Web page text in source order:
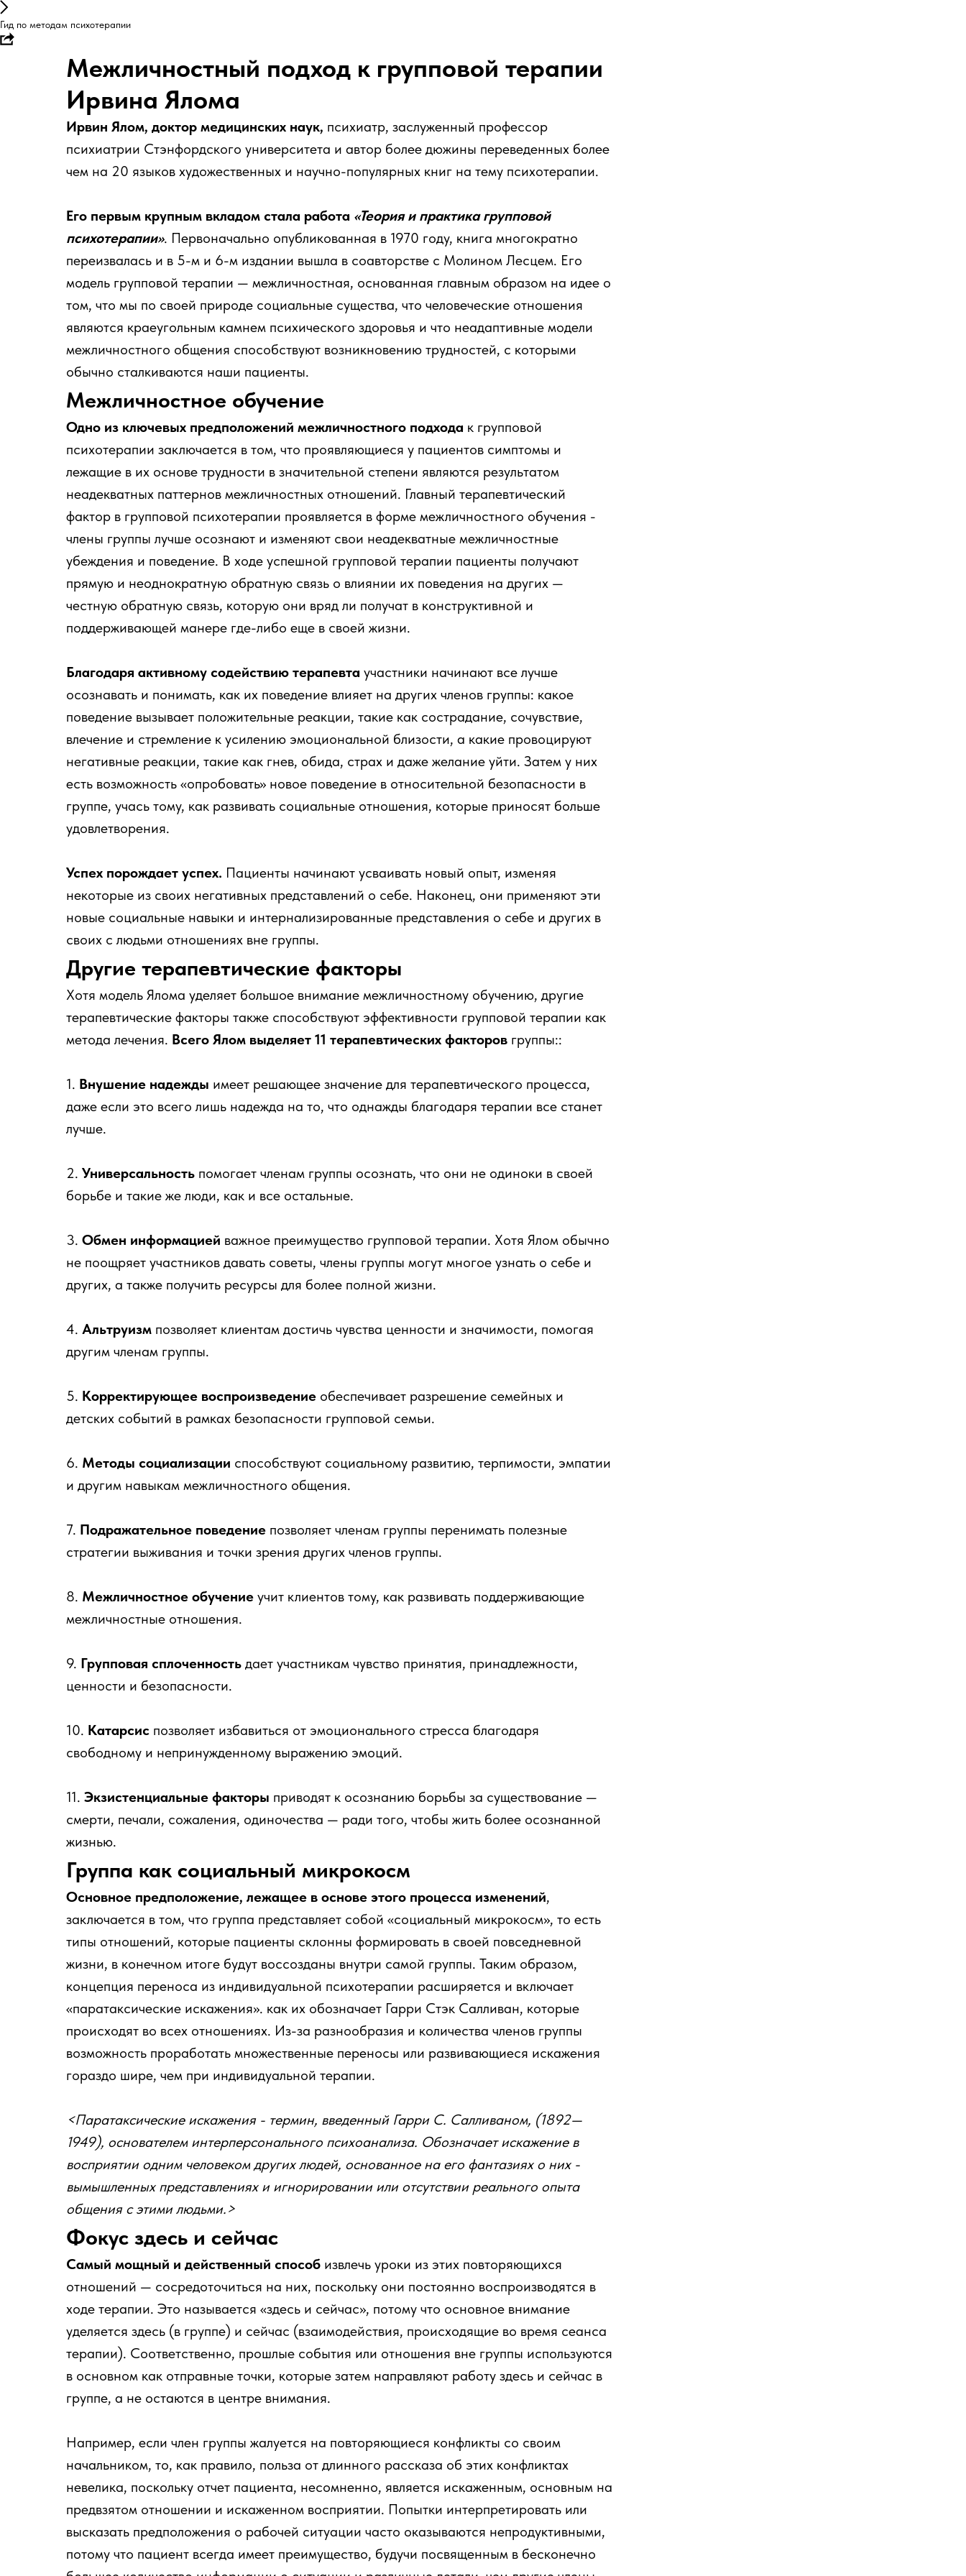
Гид по методам психотерапии
Межличностный подход к групповой терапии
Ирвина Ялома
Ирвин Ялом, доктор медицинских наук, психиатр, заслуженный профессор
психиатрии Стэнфордского университета и автор более дюжины переведенных более
чем на 20 языков художественных и научно-популярных книг на тему психотерапии.
Его первым крупным вкладом стала работа «Теория и практика групповой
психотерапии». Первоначально опубликованная в 1970 году, книга многократно
переизвалась и в 5-м и 6-м издании вышла в соавторстве с Молином Лесцем. Его
модель групповой терапии — межличностная, основанная главным образом на идее о
том, что мы по своей природе социальные существа, что человеческие отношения
являются краеугольным камнем психического здоровья и что неадаптивные модели
межличностного общения способствуют возникновению трудностей, с которыми
обычно сталкиваются наши пациенты.
Межличностное обучение
Одно из ключевых предположений межличностного подхода к групповой
психотерапии заключается в том, что проявляющиеся у пациентов симптомы и
лежащие в их основе трудности в значительной степени являются результатом
неадекватных паттернов межличностных отношений. Главный терапевтический
фактор в групповой психотерапии проявляется в форме межличностного обучения -
члены группы лучше осознают и изменяют свои неадекватные межличностные
убеждения и поведение. В ходе успешной групповой терапии пациенты получают
прямую и неоднократную обратную связь о влиянии их поведения на других —
честную обратную связь, которую они вряд ли получат в конструктивной и
поддерживающей манере где-либо еще в своей жизни.
Благодаря активному содействию терапевта участники начинают все лучше
осознавать и понимать, как их поведение влияет на других членов группы: какое
поведение вызывает положительные реакции, такие как сострадание, сочувствие,
влечение и стремление к усилению эмоциональной близости, а какие провоцируют
негативные реакции, такие как гнев, обида, страх и даже желание уйти. Затем у них
есть возможность «опробовать» новое поведение в относительной безопасности в
группе, учась тому, как развивать социальные отношения, которые приносят больше
удовлетворения.
Успех порождает успех. Пациенты начинают усваивать новый опыт, изменяя
некоторые из своих негативных представлений о себе. Наконец, они применяют эти
новые социальные навыки и интернализированные представления о себе и других в
своих с людьми отношениях вне группы.
Другие терапевтические факторы
Хотя модель Ялома уделяет большое внимание межличностному обучению, другие
терапевтические факторы также способствуют эффективности групповой терапии как
метода лечения. Всего Ялом выделяет 11 терапевтических факторов группы::
1. Внушение надежды имеет решающее значение для терапевтического процесса,
даже если это всего лишь надежда на то, что однажды благодаря терапии все станет
лучше.
2. Универсальность помогает членам группы осознать, что они не одиноки в своей
борьбе и такие же люди, как и все остальные.
3. Обмен информацией важное преимущество групповой терапии. Хотя Ялом обычно
не поощряет участников давать советы, члены группы могут многое узнать о себе и
других, а также получить ресурсы для более полной жизни.
4. Альтруизм позволяет клиентам достичь чувства ценности и значимости, помогая
другим членам группы.
5. Корректирующее воспроизведение обеспечивает разрешение семейных и
детских событий в рамках безопасности групповой семьи.
6. Методы социализации способствуют социальному развитию, терпимости, эмпатии
и другим навыкам межличностного общения.
7. Подражательное поведение позволяет членам группы перенимать полезные
стратегии выживания и точки зрения других членов группы.
8. Межличностное обучение учит клиентов тому, как развивать поддерживающие
межличностные отношения.
9. Групповая сплоченность дает участникам чувство принятия, принадлежности,
ценности и безопасности.
10. Катарсис позволяет избавиться от эмоционального стресса благодаря
свободному и непринужденному выражению эмоций.
11. Экзистенциальные факторы приводят к осознанию борьбы за существование —
смерти, печали, сожаления, одиночества — ради того, чтобы жить более осознанной
жизнью.
Группа как социальный микрокосм
Основное предположение, лежащее в основе этого процесса изменений,
заключается в том, что группа представляет собой «социальный микрокосм», то есть
типы отношений, которые пациенты склонны формировать в своей повседневной
жизни, в конечном итоге будут воссозданы внутри самой группы. Таким образом,
концепция переноса из индивидуальной психотерапии расширяется и включает
«паратаксические искажения». как их обозначает Гарри Стэк Салливан, которые
происходят во всех отношениях. Из-за разнообразия и количества членов группы
возможность проработать множественные переносы или развивающиеся искажения
гораздо шире, чем при индивидуальной терапии.
<Паратаксические искажения - термин, введенный Гарри С. Салливаном, (1892—
1949), основателем интерперсонального психоанализа. Обозначает искажение в
восприятии одним человеком других людей, основанное на его фантазиях о них -
вымышленных представлениях и игнорировании или отсутствии реального опыта
общения с этими людьми.>
Фокус здесь и сейчас
Самый мощный и действенный способ извлечь уроки из этих повторяющихся
отношений — сосредоточиться на них, поскольку они постоянно воспроизводятся в
ходе терапии. Это называется «здесь и сейчас», потому что основное внимание
уделяется здесь (в группе) и сейчас (взаимодействия, происходящие во время сеанса
терапии). Соответственно, прошлые события или отношения вне группы используются
в основном как отправные точки, которые затем направляют работу здесь и сейчас в
группе, а не остаются в центре внимания.
Например, если член группы жалуется на повторяющиеся конфликты со своим
начальником, то, как правило, польза от длинного рассказа об этих конфликтах
невелика, поскольку отчет пациента, несомненно, является искаженным, основным на
предвзятом отношении и искаженном восприятии. Попытки интерпретировать или
высказать предположения о рабочей ситуации часто оказываются непродуктивными,
потому что пациент всегда имеет преимущество, будучи посвященным в бесконечно